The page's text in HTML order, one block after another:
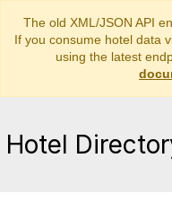
The old XML/JSON API
If you consume hotel data
using the latest
Hotel